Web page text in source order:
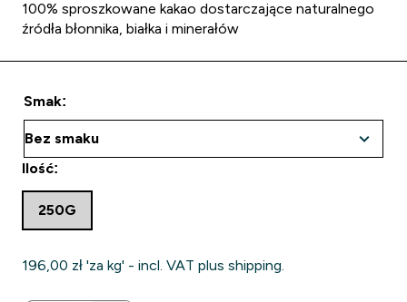
100% sproszkowane kakao dostarczające naturalnego
źródła błonnika, białka i minerałów
Smak:
Ilość:
250G
196,00 zł‎ 'za kg' - incl. VAT plus shipping.